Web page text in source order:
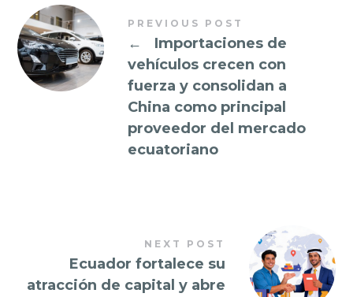
PREVIOUS POST
←
Importaciones de
vehículos crecen con
fuerza y consolidan a
China como principal
proveedor del mercado
ecuatoriano
NEXT POST
Ecuador fortalece su
atracción de capital y abre